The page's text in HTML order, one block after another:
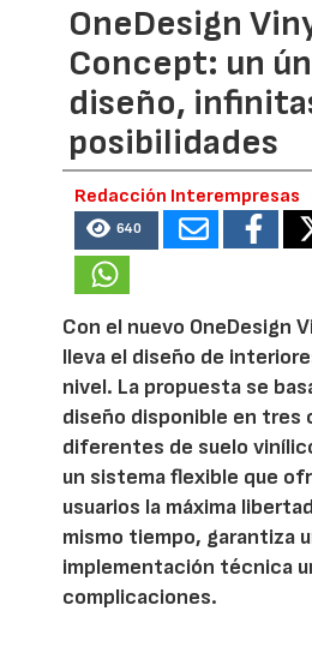
OneDesign
Concept: un
diseño,
posibilidades
Redacción Interempresas
640
Con el nuevo OneDesign
lleva el diseño de
nivel. La propuesta se
diseño disponible en tres
diferentes de suelo
un sistema flexible que
usuarios la máxima
mismo tiempo, garantiza
implementación técnica
complicaciones.